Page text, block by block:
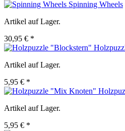
Spinning Wheels
Artikel auf Lager.
30,95 € *
Artikel auf Lager.
5,95 € *
Artikel auf Lager.
5,95 € *